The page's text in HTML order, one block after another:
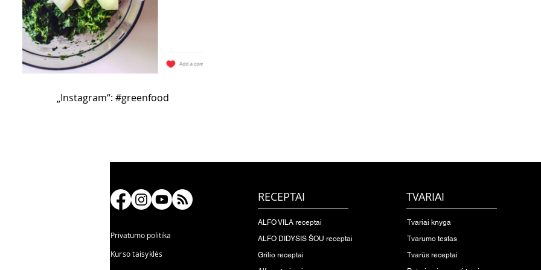
„Instagram“: #greenfood
Privatumo politika
Kurso taisyklės
RECEPTAI
ALFO VILA receptai
ALFO DIDYSIS ŠOU receptai
Grilio receptai
TVARIAI
Tvariai knyga
Tvarumo testas
Tvarūs receptai